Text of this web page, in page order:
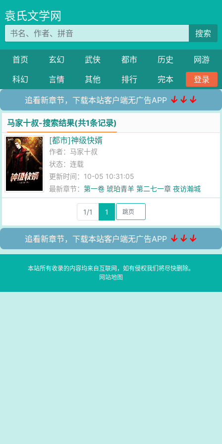
袁氏文学网
搜索
首页 玄幻 武侠 都市 历史
网游
科幻
言情 其他 排行 完本 登录
追看新章节，下载本站客户端无广告APP ↓↓↓
马家十叔-搜索结果(共1条记录)
[都市]神级快婿
作者： 马家十叔
状态：连载
更新时间：10-05 10:31:05
最新章节：第一卷 琥珀青羊 第二七一章 夜访瀚城
1/1 1
追看新章节，下载本站客户端无广告APP ↓↓↓
本站所有收录的内容均来自互联网，如有侵权我们将尽快删除。
网站地图